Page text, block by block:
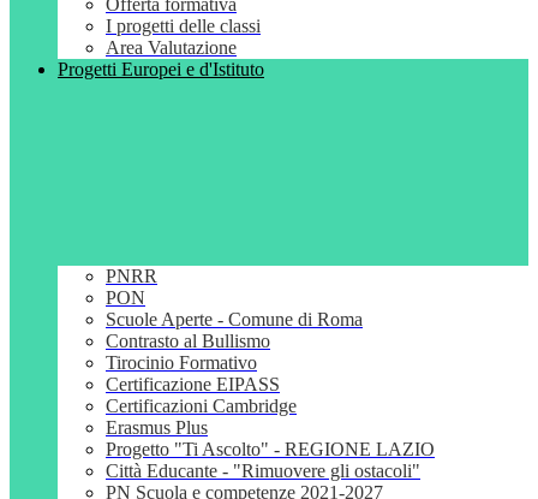
Offerta formativa
I progetti delle classi
Area Valutazione
Progetti Europei e d'Istituto
PNRR
PON
Scuole Aperte - Comune di Roma
Contrasto al Bullismo
Tirocinio Formativo
Certificazione EIPASS
Certificazioni Cambridge
Erasmus Plus
Progetto "Ti Ascolto" - REGIONE LAZIO
Città Educante - "Rimuovere gli ostacoli"
PN Scuola e competenze 2021-2027